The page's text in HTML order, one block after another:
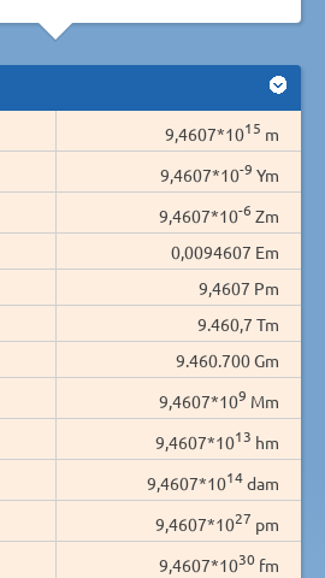
9,4607*1015 m
9,4607*10-9 Ym
9,4607*10-6 Zm
0,0094607 Em
9,4607 Pm
9.460,7 Tm
9.460.700 Gm
9,4607*109 Mm
9,4607*1013 hm
9,4607*1014dam
9,4607*1027 pm
9,4607*1030 fm